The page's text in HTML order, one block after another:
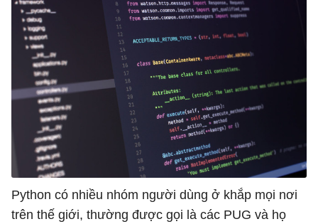
Python có nhiều nhóm người dùng ở khắp mọi nơi
trên thế giới, thường được gọi là các PUG và họ